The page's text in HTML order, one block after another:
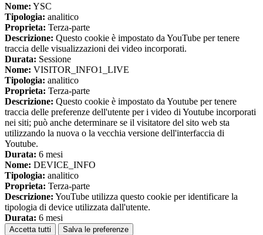
Nome: YSC
Tipologia: analitico
Proprieta: Terza-parte
Descrizione: Questo cookie è impostato da YouTube per tenere
traccia delle visualizzazioni dei video incorporati.
Durata: Sessione
Nome: VISITOR_INFO1_LIVE
Tipologia: analitico
Proprieta: Terza-parte
Descrizione: Questo cookie è impostato da Youtube per tenere
traccia delle preferenze dell'utente per i video di Youtube incorporati
nei siti; può anche determinare se il visitatore del sito web sta
utilizzando la nuova o la vecchia versione dell'interfaccia di
Youtube.
Durata: 6 mesi
Nome: DEVICE_INFO
Tipologia: analitico
Proprieta: Terza-parte
Descrizione: YouTube utilizza questo cookie per identificare la
tipologia di device utilizzata dall'utente.
Durata: 6 mesi
Accetta tutti Salva le preferenze